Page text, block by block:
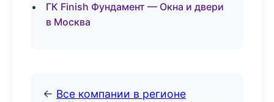
ГК Finish Фундамент — Окна и двери
в Москва
← Все компании в регионе